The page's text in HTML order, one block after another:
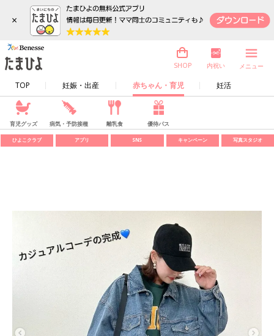
×
TOP 妊娠・出産 赤ちゃん・育児 妊活
SHOP 内祝い メニュー
育児グッズ 病気・予防接種 離乳食 優待パス
ひよこクラブ アプリ SNS キャンペーン 写真スタジオ